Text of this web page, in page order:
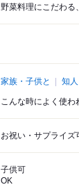
野菜料理にこだわる
家族・子供と 知
こんな時によく使わ
お祝い・サプライズ
子供可
OK